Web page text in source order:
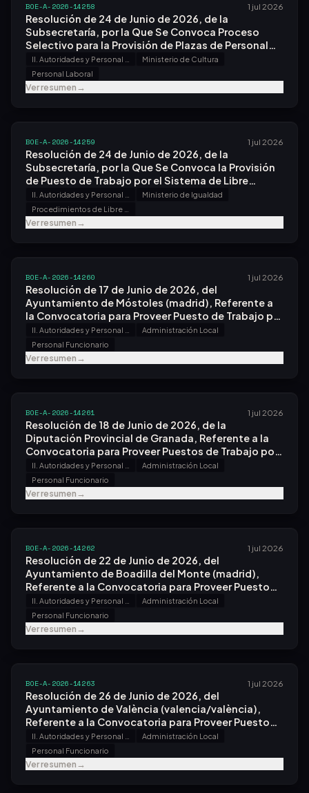
BOE-A-2026-14258 1 jul 2026
Resolución de 24 de Junio de 2026, de la
Subsecretaría, por la Que Se Convoca Proceso
Selectivo para la Provisión de Plazas de Personal
Laboral Fijo, Fuera de Convenio, de Profesor Tutti
(violín, Viola y Fagot-contrafagot) de la Orquesta
Nacional de España, y la Elaboración de Relaciones
de Candidatos, Dependiente del Instituto
Ministerio de Cultura
Personal Laboral
Ver resumen→
BOE-A-2026-14259 1 jul 2026
Resolución de 24 de Junio de 2026, de la
Subsecretaría, por la Que Se Convoca la Provisión
de Puesto de Trabajo por el Sistema de Libre
Designación, en el Instituto de las Mujeres, O.a.
Ministerio de Igualdad
Ver resumen→
BOE-A-2026-14260 1 jul 2026
Resolución de 17 de Junio de 2026, del
Ayuntamiento de Móstoles (madrid), Referente a
la Convocatoria para Proveer Puesto de Trabajo por
el Sistema de Libre Designación.
Administración Local
Personal Funcionario
Ver resumen→
BOE-A-2026-14261 1 jul 2026
Resolución de 18 de Junio de 2026, de la
Diputación Provincial de Granada, Referente a la
Convocatoria para Proveer Puestos de Trabajo por
el Sistema de Libre Designación.
Administración Local
Personal Funcionario
Ver resumen→
BOE-A-2026-14262 1 jul 2026
Resolución de 22 de Junio de 2026, del
Ayuntamiento de Boadilla del Monte (madrid),
Referente a la Convocatoria para Proveer Puesto
de Trabajo por el Sistema de Concurso.
Administración Local
Personal Funcionario
Ver resumen→
BOE-A-2026-14263 1 jul 2026
Resolución de 26 de Junio de 2026, del
Ayuntamiento de València (valencia/valència),
Referente a la Convocatoria para Proveer Puesto
de Trabajo por el Sistema de Libre Designación.
Administración Local
Personal Funcionario
Ver resumen→